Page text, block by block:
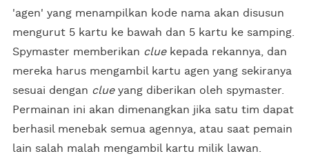
'agen' yang menampilkan kode nama akan disusun
mengurut 5 kartu ke bawah dan 5 kartu ke samping.
Spymaster memberikan cluekepada rekannya, dan
mereka harus mengambil kartu agen yang sekiranya
sesuai dengan clueyang diberikan oleh spymaster.
Permainan ini akan dimenangkan jika satu tim dapat
berhasil menebak semua agennya, atau saat pemain
lain salah malah mengambil kartu milik lawan.